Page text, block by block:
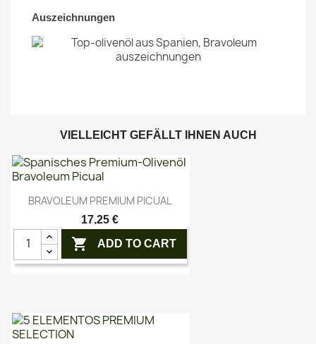
Auszeichnungen
VIELLEICHT GEFÄLLT IHNEN AUCH
Vorschau
BRAVOLEUM PREMIUM PICUAL
17,25 €
 ADD TO CART